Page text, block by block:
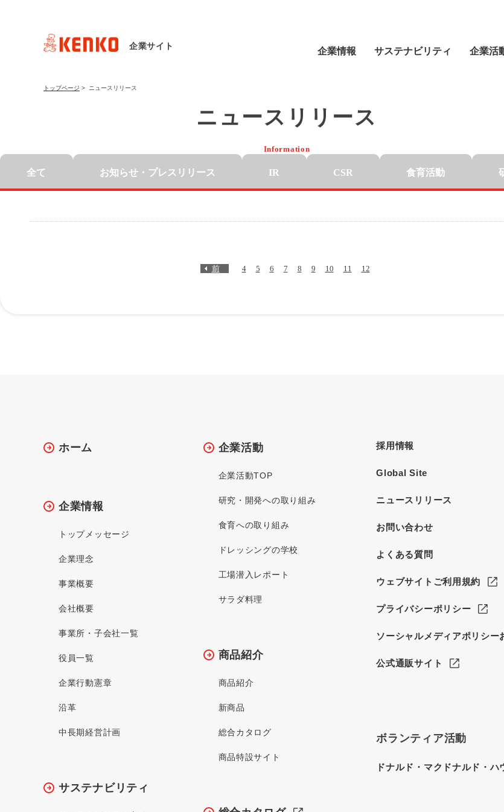
企業サイト 企業情報 サステナビリティ 企業活
トップページ > ニュースリリース
ニュースリリース
Information
全て お知らせ・ プレスリリース IR CSR 食育活動
前 4 5 6 7 8 9 10 11 12
ホーム
企業情報
トップメッセージ
企業理念
事業概要
会社概要
事業所・子会社一覧
役員一覧
企業行動憲章
沿革
中長期経営計画
サステナビリティ
企業活動
企業活動TOP
研究・開発への取り組み
食育への取り組み
ドレッシングの学校
工場潜入レポート
サラダ料理
商品紹介
商品紹介
新商品
総合カタログ
商品特設サイト
採用情報
Global Site
ニュースリリース
お問い合わせ
よくある質問
ウェブサイトご利用規約
プライバシーポリシー
ソーシャルメディアポリシー
公式通販サイト
ボランティア活動
ドナルド・マクドナルド・ハ